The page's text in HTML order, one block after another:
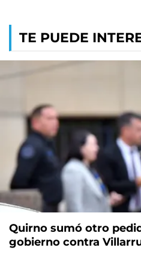
TE PUEDE
Quirno sumó otro
gobierno contra